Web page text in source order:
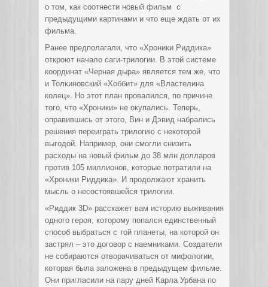
о том, как соотнести новый фильм с
предыдущими картинами и что еще ждать от их
фильма.
Ранее предполагали, что «Хроники Риддика»
откроют начало саги-трилогии. В этой системе
координат «Черная дыра» является тем же, что
и Толкиновский «Хоббит» для «Властелина
колец». Но этот план провалился, по причине
того, что «Хроники» не окупались. Теперь,
оправившись от этого, Вин и Дэвид набрались
решения переиграть трилогию с некоторой
выгодой. Например, они смогли снизить
расходы на новый фильм до 38 млн долларов
против 105 миллионов, которые потратили на
«Хроники Риддика». И продолжают хранить
мысль о несостоявшейся трилогии.
«Риддик 3D» расскажет вам историю выживания
одного героя, которому попался единственный
способ выбраться с той планеты, на которой он
застрял – это договор с наемниками. Создатели
не собираются отворачиваться от мифологии,
которая была заложена в предыдущем фильме.
Они пригласили на пару дней Карла Урбана по